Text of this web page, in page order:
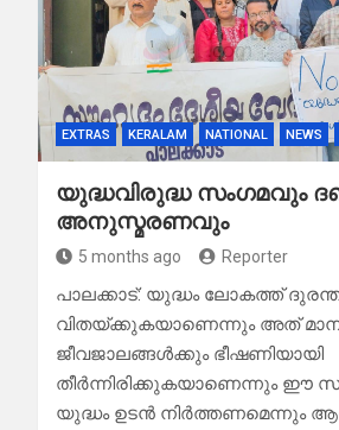
EXTRAS KERALAM NATIONAL NEWS
യുദ്ധവിരുദ്ധ സംഗമവും
അനുസ്മരണവും
5 months ago Reporter
പാലക്കാട്: യുദ്ധം ലോകത്ത്
വിതയ്ക്കുകയാണെന്നും അത്
ജീവജാലങ്ങൾക്കും ഭീഷണിയായി
തീർന്നിരിക്കുകയാണെന്നും ഈ
യുദ്ധം ഉടൻ നിർത്തണമെന്നും